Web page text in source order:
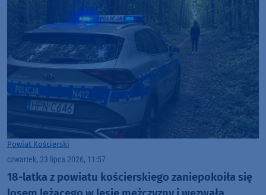
Powiat Kościerski
czwartek, 23 lipca 2026, 11:57
18-latka z powiatu kościerskiego zaniepokoiła się